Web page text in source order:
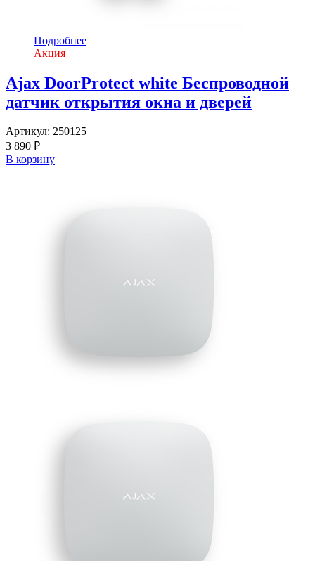
Подробнее
Акция
Ajax DoorProtect white Беспроводной
датчик открытия окна и дверей
Артикул: 250125
3 890 ₽
В корзину